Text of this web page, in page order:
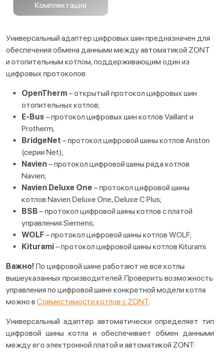
Комплектация
Универсальный адаптер цифровых шин предназначен для
обеспечения обмена данными между автоматикой ZONT
и отопительным котлом, поддерживающим один из
цифровых протоколов:
OpenTherm– открытый протокол цифровых шин
отопительных котлов;
E-Bus – протокол цифровых шин котлов Vaillant и
Protherm;
BridgeNet – протокол цифровой шины котлов Ariston
(серии Net);
Navien – протокол цифровой шины ряда котлов
Navien;
Navien Deluxe One – протокол цифровой шины
котлов Navien Deluxe One, Deluxe C Plus;
BSB – протокол цифровой шины котлов с платой
управления Siemens;
WOLF– протокол цифровой шины котлов WOLF;
Kiturami– протокол цифровой шины котлов Kiturami.
Важно! По цифровой шине работают не все котлы
вышеуказанных производителей. Проверить возможность
управления по цифровой шине конкретной модели котла
можно в Совместимости котлов с ZONT.
Универсальный адаптер автоматически определяет тип
цифровой шины котла и обеспечивает обмен данными
между его электронной платой и автоматикой ZONT: